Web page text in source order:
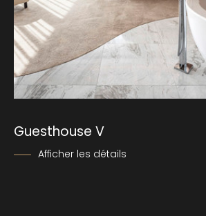
Guesthouse V
Afficher les détails